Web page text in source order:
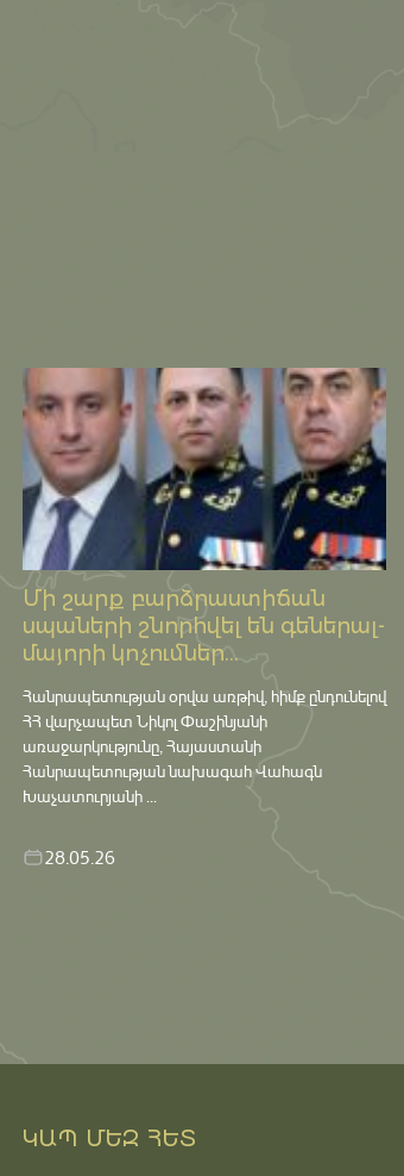
Մի շարք բարձրաստիճան
սպաների շնորհվել են գեներալ-
մայորի կոչումներ...
Հանրապետության օրվա առթիվ, հիմք ընդունելով
ՀՀ վարչապետ Նիկոլ Փաշինյանի
առաջարկությունը, Հայաստանի
Հանրապետության նախագահ Վահագն
Խաչատուրյանի ...
28.05.26
ԿԱՊ ՄԵԶ ՀԵՏ